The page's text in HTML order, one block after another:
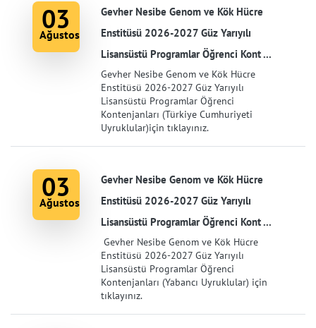
03
Ağustos
Gevher Nesibe Genom ve Kök Hücre
Enstitüsü 2026-2027 Güz Yarıyılı
Lisansüstü Programlar Öğrenci Kont ...
Gevher Nesibe Genom ve Kök Hücre
Enstitüsü 2026-2027 Güz Yarıyılı
Lisansüstü Programlar Öğrenci
Kontenjanları (Türkiye Cumhuriyeti
Uyruklular)için tıklayınız.
03
Ağustos
Gevher Nesibe Genom ve Kök Hücre
Enstitüsü 2026-2027 Güz Yarıyılı
Lisansüstü Programlar Öğrenci Kont ...
Gevher Nesibe Genom ve Kök Hücre
Enstitüsü 2026-2027 Güz Yarıyılı
Lisansüstü Programlar Öğrenci
Kontenjanları (Yabancı Uyruklular) için
tıklayınız.